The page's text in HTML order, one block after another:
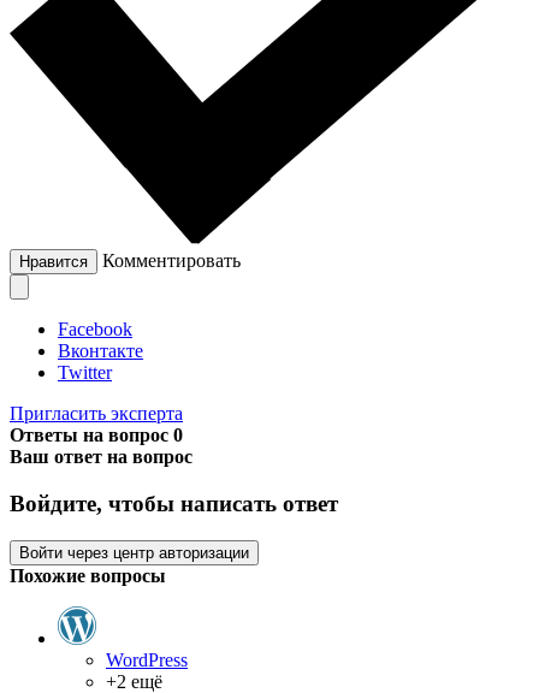
Нравится Комментировать
Facebook
Вконтакте
Twitter
Пригласить эксперта
Ответы на вопрос 0
Ваш ответ на вопрос
Войдите, чтобы написать ответ
Войти через центр авторизации
Похожие вопросы
WordPress
+2 ещё